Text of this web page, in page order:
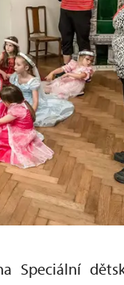
Speciální